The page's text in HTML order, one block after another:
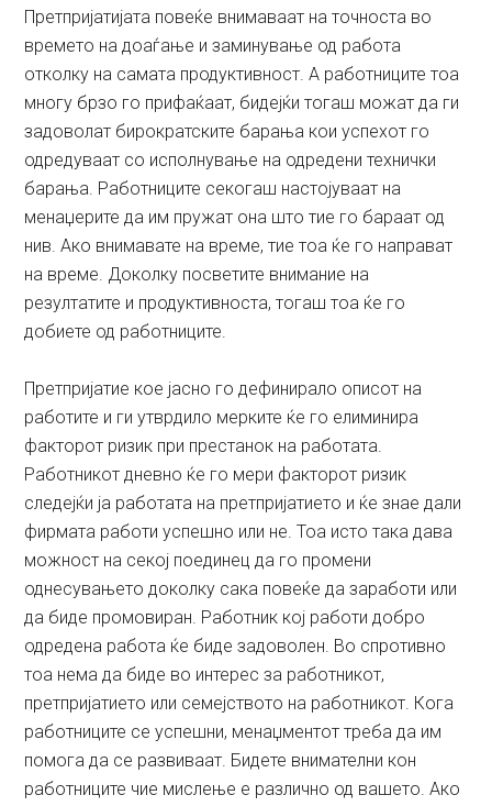
Претпријатијата повеќе внимаваат на точноста во
времето на доаѓање и заминување од работа
отколку на самата продуктивност. А работниците тоа
многу брзо го прифаќаат, бидејќи тогаш можат да ги
задоволат бирократските барања кои успехот го
одредуваат со исполнување на одредени технички
барања. Работниците секогаш настојуваат на
менаџерите да им пружат она што тие го бараат од
нив. Ако внимавате на време, тие тоа ќе го направат
на време. Доколку посветите внимание на
резултатите и продуктивноста, тогаш тоа ќе го
добиете од работниците.
Претпријатие кое јасно го дефинирало описот на
работите и ги утврдило мерките ќе го елиминира
факторот ризик при престанок на работата.
Работникот дневно ќе го мери факторот ризик
следејќи ја работата на претпријатието и ќе знае дали
фирмата работи успешно или не. Тоа исто така дава
можност на секој поединец да го промени
однесувањето доколку сака повеќе да заработи или
да биде промовиран. Работник кој работи добро
одредена работа ќе биде задоволен. Во спротивно
тоа нема да биде во интерес за работникот,
претпријатието или семејството на работникот. Кога
работниците се успешни, менаџментот треба да им
помога да се развиваат. Бидете внимателни кон
работниците чие мислење е различно од вашето. Ако